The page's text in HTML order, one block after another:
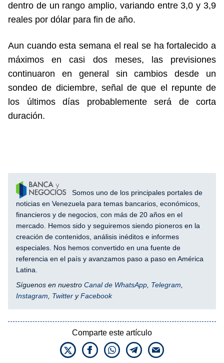
dentro de un rango amplio, variando entre 3,0 y 3,9
reales por dólar para fin de año.
Aun cuando esta semana el real se ha fortalecido a
máximos en casi dos meses, las previsiones
continuaron en general sin cambios desde un
sondeo de diciembre, señal de que el repunte de
los últimos días probablemente será de corta
duración.
Somos uno de los principales portales de
noticias en Venezuela para temas bancarios, económicos,
financieros y de negocios, con más de 20 años en el
mercado. Hemos sido y seguiremos siendo pioneros en la
creación de contenidos, análisis inéditos e informes
especiales. Nos hemos convertido en una fuente de
referencia en el país y avanzamos paso a paso en América
Latina.
Síguenos en nuestro Canal de WhatsApp, Telegram,
Instagram, Twitter yFacebook
Comparte este artículo